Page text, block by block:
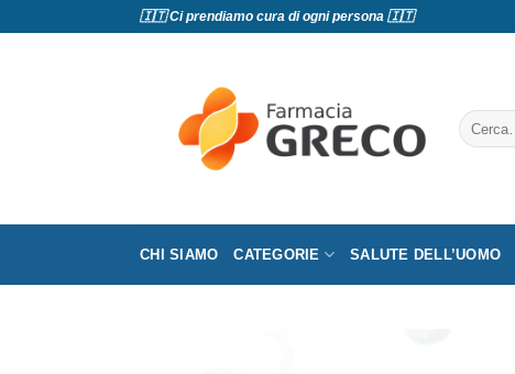
🇮🇹 Ci prendiamo cura di ogni persona 🇮🇹
Cerca:
CHI SIAMO CATEGORIE SALUTE DELL’UOMO